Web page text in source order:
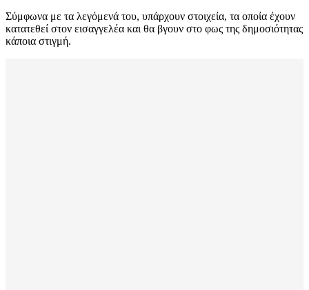
Σύμφωνα με τα λεγόμενά του, υπάρχουν στοιχεία, τα οποία έχουν
κατατεθεί στον εισαγγελέα και θα βγουν στο φως της δημοσιότητας
κάποια στιγμή.